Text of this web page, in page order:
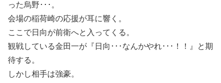
った烏野･･･。
会場の稲荷崎の応援が耳に響く。
ここで日向が前衛へと入ってくる。
観戦している金田一が『日向･･･なんかやれ･･･！！』と期
待する。
しかし相手は強豪。